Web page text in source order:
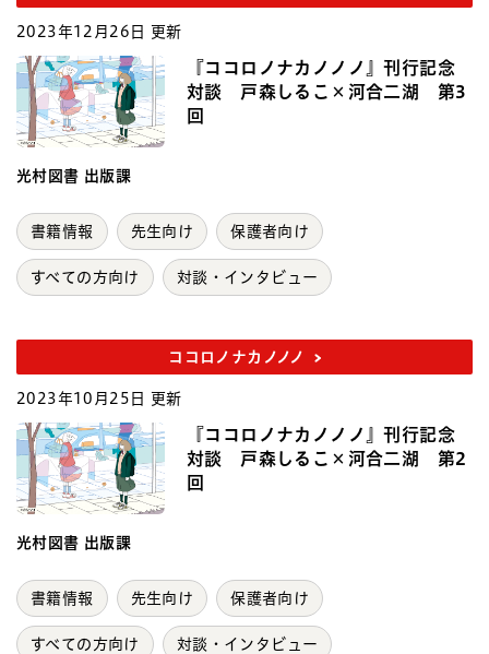
2023年12月26日 更新
『ココロノナカノノノ』刊行記念
対談 戸森しるこ×河合二湖 第3
回
光村図書 出版課
書籍情報 先生向け 保護者向け
すべての方向け 対談・インタビュー
ココロノナカノノノ
2023年10月25日 更新
『ココロノナカノノノ』刊行記念
対談 戸森しるこ×河合二湖 第2
回
光村図書 出版課
書籍情報 先生向け 保護者向け
すべての方向け 対談・インタビュー